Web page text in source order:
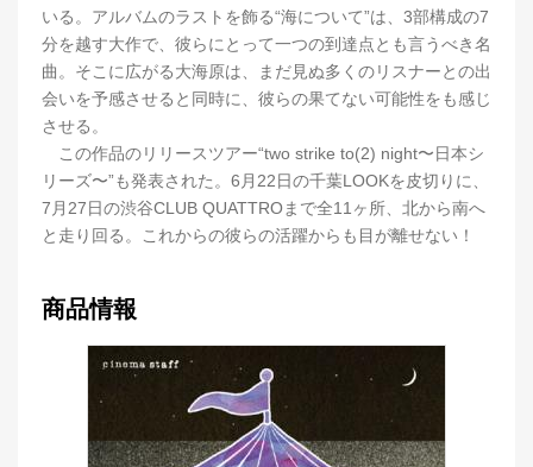
いる。アルバムのラストを飾る“海について”は、3部構成の7
分を越す大作で、彼らにとって一つの到達点とも言うべき名
曲。そこに広がる大海原は、まだ見ぬ多くのリスナーとの出
会いを予感させると同時に、彼らの果てない可能性をも感じ
させる。
この作品のリリースツアー“two strike to(2) night〜日本シ
リーズ〜”も発表された。6月22日の千葉LOOKを皮切りに、
7月27日の渋谷CLUB QUATTROまで全11ヶ所、北から南へ
と走り回る。これからの彼らの活躍からも目が離せない！
商品情報